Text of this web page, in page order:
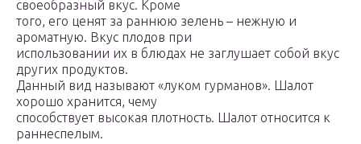
своеобразный вкус. Кроме
того, его ценят за раннюю зелень – нежную и
ароматную. Вкус плодов при
использовании их в блюдах не заглушает собой вкус
других продуктов.
Данный вид называют «луком гурманов». Шалот
хорошо хранится, чему
способствует высокая плотность. Шалот относится к
раннеспелым.